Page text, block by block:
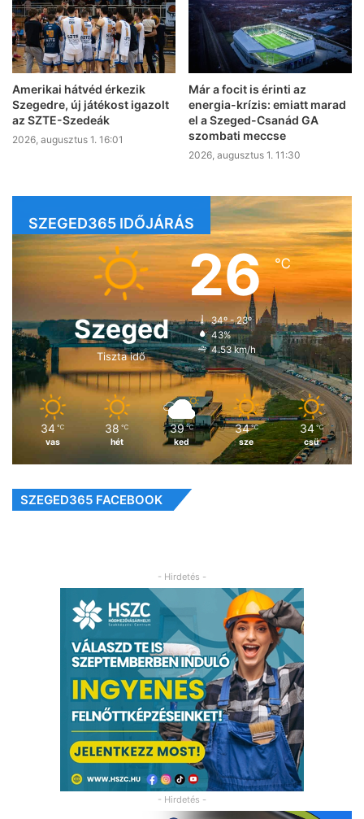
Amerikai hátvéd érkezik
Szegedre, új játékost igazolt
az SZTE-Szedeák
2026, augusztus 1. 16:01
Már a focit is érinti az
energia-krízis: emiatt marad
el a Szeged-Csanád GA
szombati meccse
2026, augusztus 1. 11:30
SZEGED365 IDŐJÁRÁS
Szeged
Tiszta idő
26℃
34º - 23º
43%
4.53 km/h
34 ℃
vas
38 ℃
hét
39 ℃
ked
34 ℃
sze
34 ℃
csü
SZEGED365 FACEBOOK
- Hirdetés -
- Hirdetés -